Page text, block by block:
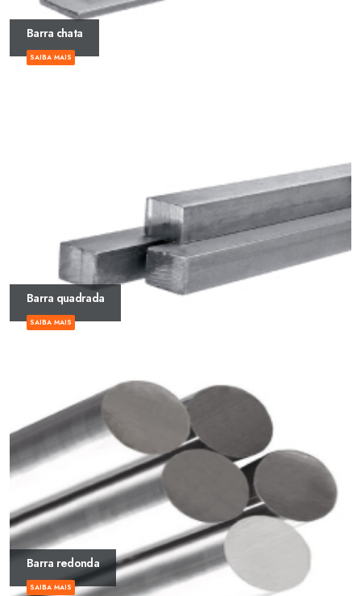
Barra chata
SAIBA MAIS
Barra quadrada
SAIBA MAIS
Barra redonda
SAIBA MAIS